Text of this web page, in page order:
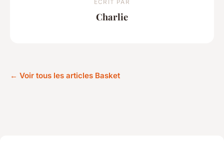
ECRIT PAR
Charlie
← Voir tous les articles Basket